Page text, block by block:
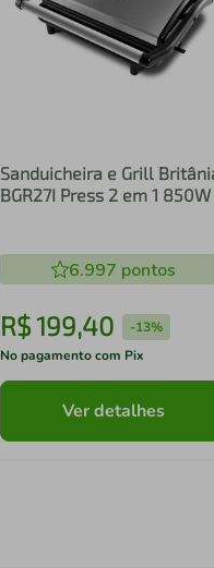
Sanduicheira e Grill
BGR27I Press 2 em 1 850W
6.997 pontos
R$199,40 -13%
No pagamento com Pix
Ver detalhes